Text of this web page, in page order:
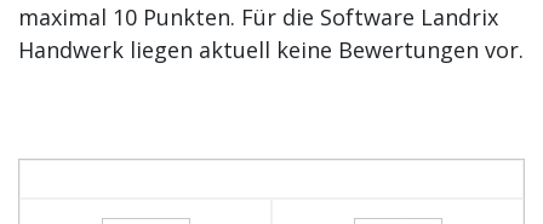
maximal 10 Punkten. Für die Software Landrix
Handwerk liegen aktuell keine Bewertungen vor.